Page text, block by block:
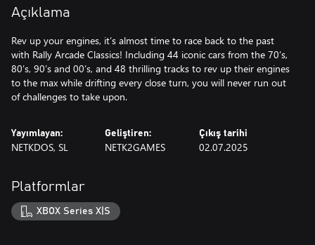
Açıklama
Rev up your engines, it’s almost time to race back to the past
with Rally Arcade Classics! Including 44 iconic cars from the 70’s,
80’s, 90’s and 00’s, and 48 thrilling tracks to rev up their engines
to the max while drifting every close turn, you will never run out
of challenges to take upon.
Yayımlayan:
NETKDOS, SL
Geliştiren:
NETK2GAMES
Çıkış tarihi
02.07.2025
Platformlar
XBOX Series X|S